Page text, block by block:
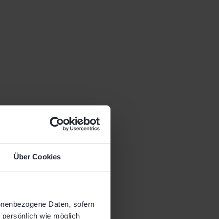
Über Cookies
Daten, sofern
wie möglich